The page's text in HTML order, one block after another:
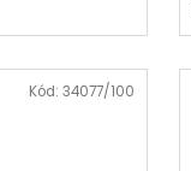
Kód: 34077/100